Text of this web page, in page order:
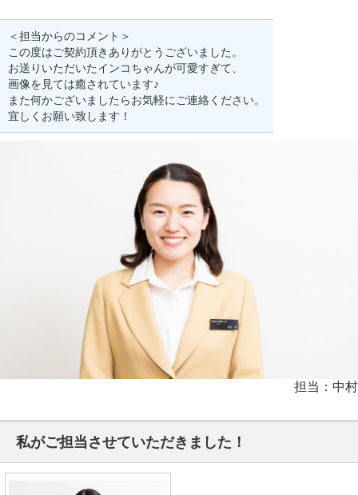
＜担当からのコメント＞
この度はご契約頂きありがとうございました。
お送りいただいたインコちゃんが可愛すぎて、
画像を見ては癒されています♪
また何かございましたらお気軽にご連絡ください。
宜しくお願い致します！
担当：中村
私がご担当させていただきました！